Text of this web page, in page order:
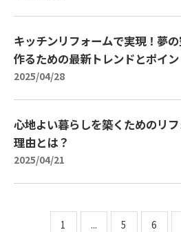
キッチンリフォームで実現！夢
作るための最新トレンドとポイ
2025/04/28
心地よい暮らしを築くためのリ
理由とは？
2025/04/21
1 ... 5 6